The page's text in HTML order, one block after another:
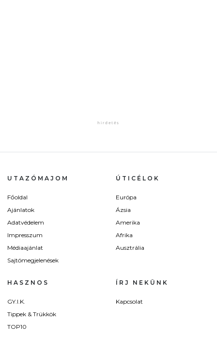
UTAZÓMAJOM
Főoldal
Ajánlatok
Adatvédelem
Impresszum
Médiaajánlat
Sajtómegjelenések
ÚTICÉLOK
Európa
Ázsia
Amerika
Afrika
Ausztrália
HASZNOS
GY.I.K.
Tippek & Trükkök
TOP10
ÍRJ NEKÜNK
Kapcsolat